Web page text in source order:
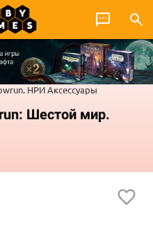
НРИАксессуары
Шестой мир.